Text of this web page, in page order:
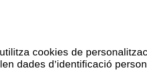
cookies de
dades d’identificació